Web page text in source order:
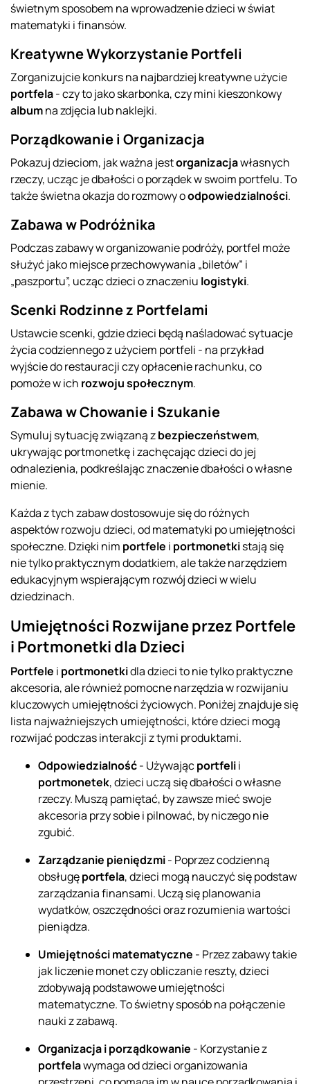
świetnym sposobem na wprowadzenie dzieci w świat
matematyki i finansów.
Kreatywne Wykorzystanie Portfeli
Zorganizujcie konkurs na najbardziej kreatywne użycie
portfela- czy to jako skarbonka, czy mini kieszonkowy
albumna zdjęcia lub naklejki.
Porządkowanie i Organizacja
Pokazuj dzieciom, jak ważna jestorganizacjawłasnych
rzeczy, ucząc je dbałości o porządek w swoim portfelu. To
także świetna okazja do rozmowy oodpowiedzialności.
Zabawa w Podróżnika
Podczas zabawy w organizowanie podróży, portfel może
służyć jako miejsce przechowywania „biletów” i
„paszportu”, ucząc dzieci o znaczeniu logistyki.
Scenki Rodzinne z Portfelami
Ustawcie scenki, gdzie dzieci będą naśladować sytuacje
życia codziennego z użyciem portfeli - na przykład
wyjście do restauracji czy opłacenie rachunku, co
pomoże w ich rozwoju społecznym.
Zabawa w Chowanie i Szukanie
Symuluj sytuację związaną zbezpieczeństwem,
ukrywając portmonetkę i zachęcając dzieci do jej
odnalezienia, podkreślając znaczenie dbałości o własne
mienie.
Każda z tych zabaw dostosowuje się do różnych
aspektów rozwoju dzieci, od matematyki po umiejętności
społeczne. Dzięki nim portfele i portmonetkistają się
nie tylko praktycznym dodatkiem, ale także narzędziem
edukacyjnym wspierającym rozwój dzieci w wielu
dziedzinach.
Umiejętności Rozwijane przez Portfele
i Portmonetki dla Dzieci
Portfele i portmonetkidla dzieci to nie tylko praktyczne
akcesoria, ale również pomocne narzędzia w rozwijaniu
kluczowych umiejętności życiowych. Poniżej znajduje się
lista najważniejszych umiejętności, które dzieci mogą
rozwijać podczas interakcji z tymi produktami.
Odpowiedzialność- Używającportfelii
portmonetek, dzieci uczą się dbałości o własne
rzeczy. Muszą pamiętać, by zawsze mieć swoje
akcesoria przy sobie i pilnować, by niczego nie
zgubić.
Zarządzanie pieniędzmi- Poprzez codzienną
obsługęportfela, dzieci mogą nauczyć się podstaw
zarządzania finansami. Uczą się planowania
wydatków, oszczędności oraz rozumienia wartości
pieniądza.
Umiejętności matematyczne - Przez zabawy takie
jak liczenie monet czy obliczanie reszty, dzieci
zdobywają podstawowe umiejętności
matematyczne. To świetny sposób na połączenie
nauki z zabawą.
Organizacja i porządkowanie - Korzystanie z
portfelawymaga od dzieci organizowania